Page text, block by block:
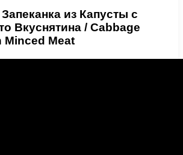
из Капусты с
Вкуснятина / Cabbage
Minced Meat